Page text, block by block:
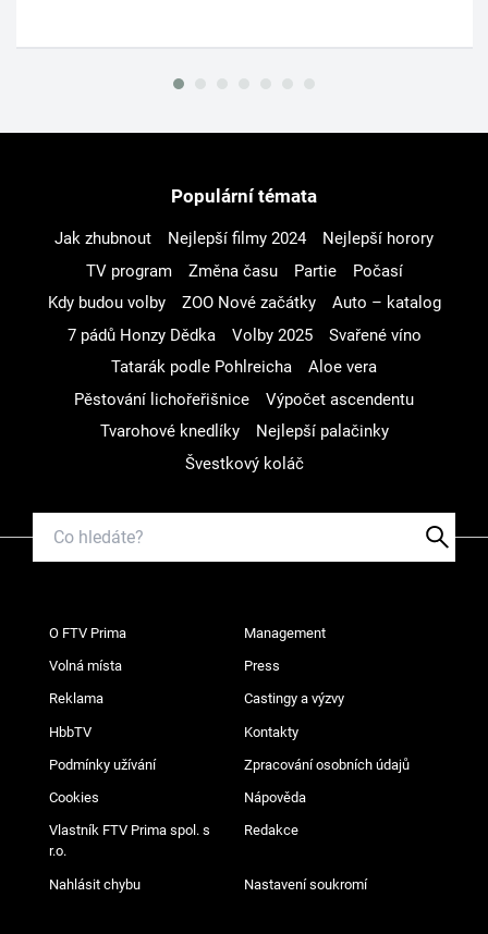
Populární témata
Jak zhubnout Nejlepší filmy 2024
Nejlepší horory
TV program
Změna času Partie
Počasí
Kdy budou volby
ZOO Nové začátky
Auto – katalog
7 pádů Honzy Dědka
Volby 2025
Svařené víno
Tatarák podle Pohlreicha
Aloe vera
Pěstování lichořeřišnice
Výpočet ascendentu
Tvarohové knedlíky
Nejlepší palačinky
Švestkový koláč
O FTV Prima Management
Volná místa Press
Reklama Castingy a výzvy
HbbTV Kontakty
Podmínky užívání Zpracování osobních údajů
Cookies Nápověda
Vlastník FTV Prima spol. s
r.o.
Redakce
Nahlásit chybu Nastavení soukromí